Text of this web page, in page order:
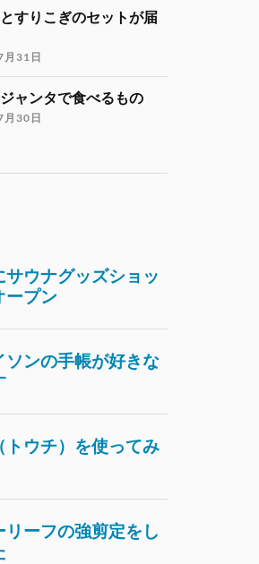
すりこぎのセットが届
月31日
ャンタで食べるもの
月30日